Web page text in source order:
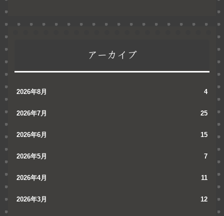
アーカイブ
2026年8月 4
2026年7月 25
2026年6月 15
2026年5月 7
2026年4月 11
2026年3月 12